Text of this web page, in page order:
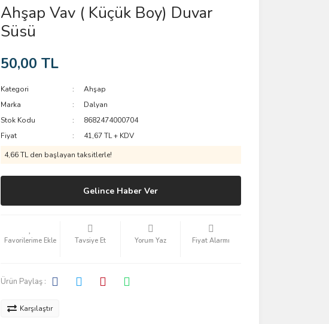
Ahşap Vav ( Küçük Boy) Duvar
Süsü
50,00 TL
Kategori
Ahşap
Marka
Dalyan
Stok Kodu
8682474000704
Fiyat
41,67 TL + KDV
4,66 TL den başlayan taksitlerle!
Gelince Haber Ver
Tavsiye Et Yorum Yaz Fiyat Alarmı
Ürün Paylaş :
Karşılaştır